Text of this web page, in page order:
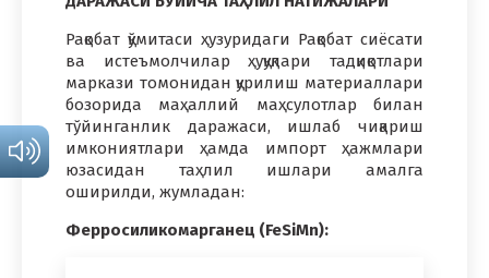
Рақобат қўмитаси ҳузуридаги Рақобат сиёсати
ва истеъмолчилар ҳуқуқлари тадқиқотлари
маркази томонидан қурилиш материаллари
бозорида маҳаллий маҳсулотлар билан
тўйинганлик даражаси, ишлаб чиқариш
имкониятлари ҳамда импорт ҳажмлари
юзасидан таҳлил ишлари амалга
оширилди, жумладан:
Ферросиликомарганец (FeSiMn):